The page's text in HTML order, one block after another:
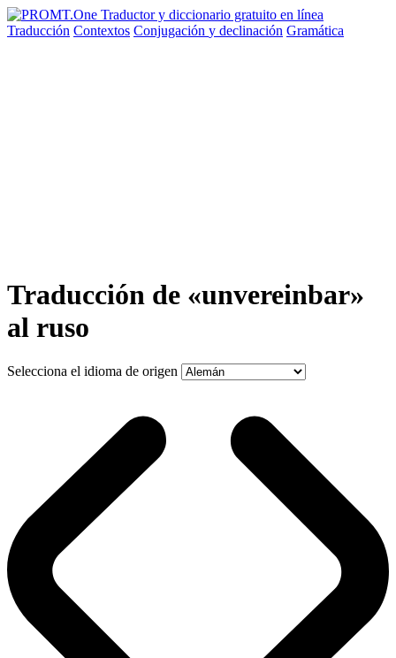
Traducción Contextos Conjugación y declinación Gramática
Traducción de «unvereinbar»
al ruso
Selecciona el idioma de origen